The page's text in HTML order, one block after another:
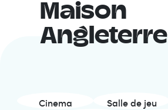
Maison
Angleterre
Cinema Salle de jeu